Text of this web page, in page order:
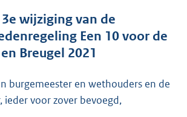
r
o
t
3
wijziging van de
Een 10 voor de
Breugel 2021
burgemeester en wethouders en de
ieder voor zover bevoegd,